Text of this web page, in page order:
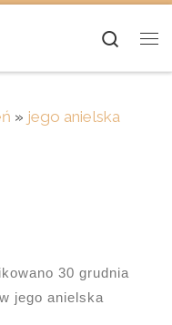
» jego anielska
30 grudnia
w jego anielska